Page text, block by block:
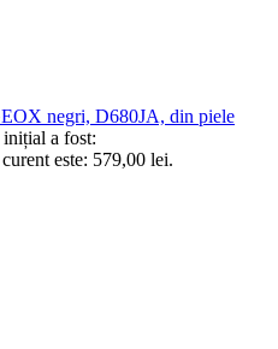
negri, D680JA, din piele
a fost:
este: 579,00 lei.